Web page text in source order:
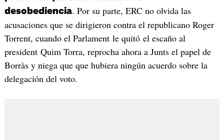
desobediencia. Por su parte, ERC no olvida las
acusaciones que se dirigieron contra el republicano Roger
Torrent, cuando el Parlament le quitó el escaño al
president Quim Torra, reprocha ahora a Junts el papel de
Borràs y niega que que hubiera ningún acuerdo sobre la
delegación del voto.